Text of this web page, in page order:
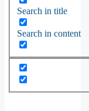
Search in title
Search in content